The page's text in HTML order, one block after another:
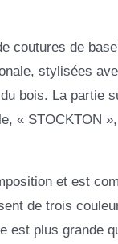
coutures de
stylisées
bois. La partie
« STOCKTON
et est
de trois
est plus grande